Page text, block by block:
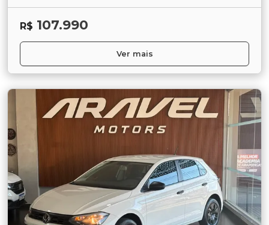
R$ 107.990
Ver mais